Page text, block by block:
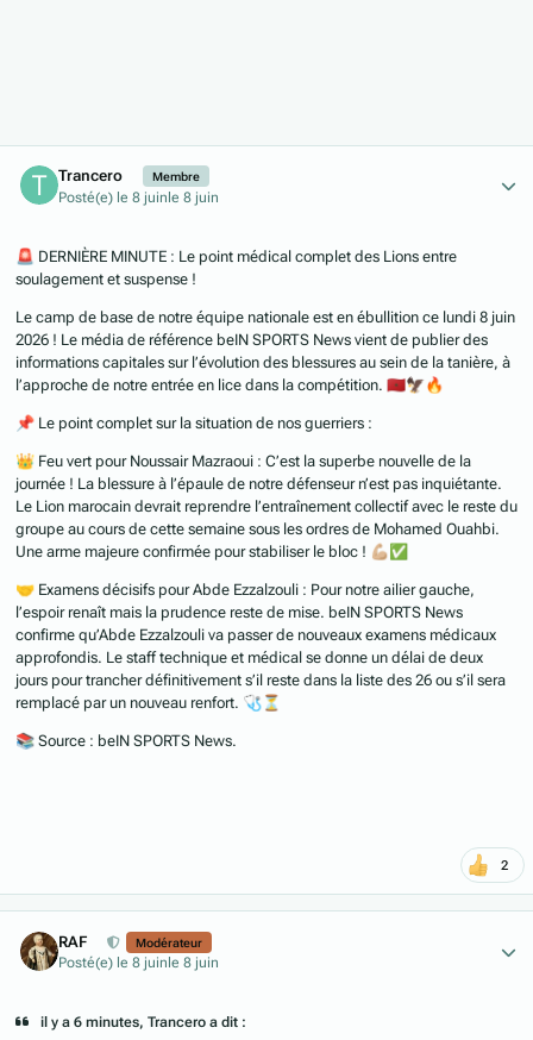
Trancero Membre
Posté(e) le 8 juinle 8 juin
🚨 DERNIÈRE MINUTE : Le point médical complet des Lions entre
soulagement et suspense !
Le camp de base de notre équipe nationale est en ébullition ce lundi 8 juin
2026 ! Le média de référence beIN SPORTS News vient de publier des
informations capitales sur l’évolution des blessures au sein de la tanière, à
l’approche de notre entrée en lice dans la compétition. 🇲🇦🦅 🔥
📌 Le point complet sur la situation de nos guerriers :
👑 Feu vert pour Noussair Mazraoui : C’est la superbe nouvelle de la
journée ! La blessure à l’épaule de notre défenseur n’est pas inquiétante.
Le Lion marocain devrait reprendre l’entraînement collectif avec le reste du
groupe au cours de cette semaine sous les ordres de Mohamed Ouahbi.
Une arme majeure confirmée pour stabiliser le bloc ! 💪🏼 ✅
🤝 Examens décisifs pour Abde Ezzalzouli : Pour notre ailier gauche,
l’espoir renaît mais la prudence reste de mise. beIN SPORTS News
confirme qu’Abde Ezzalzouli va passer de nouveaux examens médicaux
approfondis. Le staff technique et médical se donne un délai de deux
jours pour trancher définitivement s’il reste dans la liste des 26 ou s’il sera
remplacé par un nouveau renfort. 🩺 ⏳
📚 Source : beIN SPORTS News.
2
RAF Modérateur
Posté(e) le 8 juin le 8 juin
il y a 6 minutes, Trancero a dit :